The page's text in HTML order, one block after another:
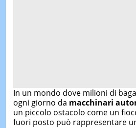
In un mondo dove milioni di
ogni giorno da macchinari
un piccolo ostacolo come un
fuori posto può rappresentare